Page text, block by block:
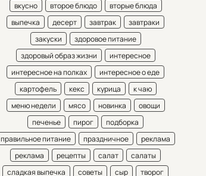
вкусно
второе блюдо
вторые блюда
выпечка
десерт завтрак
завтраки
закуски
здоровое питание
здоровый образ жизни
интересное
интересное на полках
интересное о еде
картофель
кекс курица
к чаю
меню недели
мясо новинка
овощи
печенье
пирог
подборка
правильное питание
праздничное
реклама
реклама
рецепты салат
салаты
сладкая выпечка
советы сыр
творог